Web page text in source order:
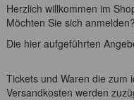
Herzlich willkommen im
Möchten Sie sich
Die hier aufgeführten
Tickets und Waren die zum
Versandkosten werden